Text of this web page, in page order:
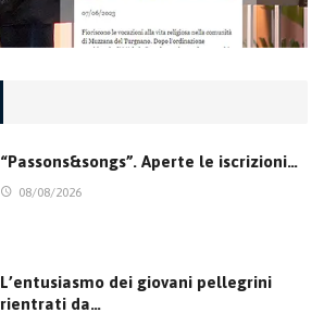
“Passons&songs”. Aperte le iscrizioni…
08/08/2026
L’entusiasmo dei giovani pellegrini
rientrati da…